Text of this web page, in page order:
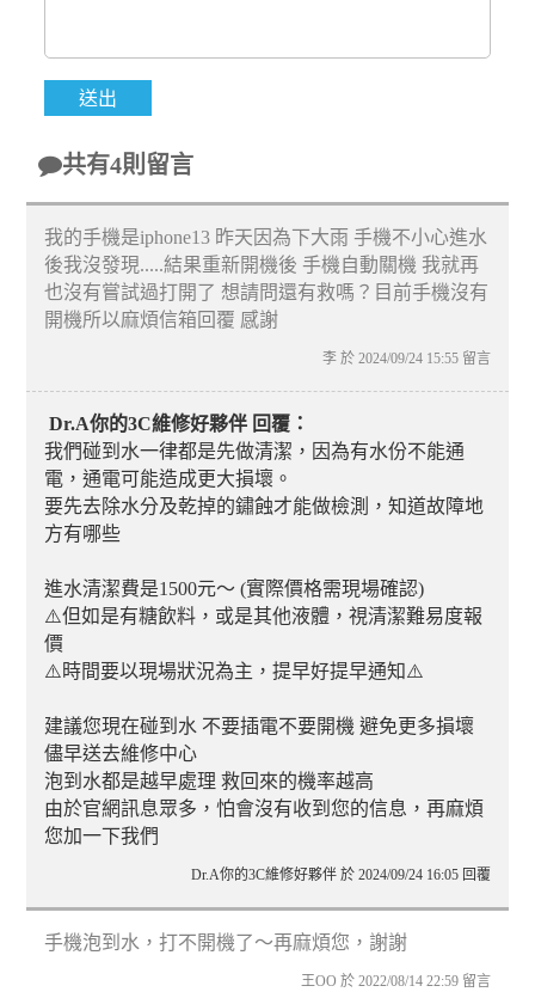
共有4則留言
我的手機是iphone13 昨天因為下大雨 手機不小心進水
後我沒發現.....結果重新開機後 手機自動關機 我就再
也沒有嘗試過打開了 想請問還有救嗎？目前手機沒有
開機所以麻煩信箱回覆 感謝
李 於 2024/09/24 15:55 留言
Dr.A你的3C維修好夥伴 回覆：
我們碰到水一律都是先做清潔，因為有水份不能通
電，通電可能造成更大損壞。
要先去除水分及乾掉的鏽蝕才能做檢測，知道故障地
方有哪些
進水清潔費是1500元～ (實際價格需現場確認)
⚠️但如是有糖飲料，或是其他液體，視清潔難易度報
價
⚠️時間要以現場狀況為主，提早好提早通知⚠️
建議您現在碰到水 不要插電不要開機 避免更多損壞
儘早送去維修中心
泡到水都是越早處理 救回來的機率越高
由於官網訊息眾多，怕會沒有收到您的信息，再麻煩
您加一下我們
Dr.A你的3C維修好夥伴 於 2024/09/24 16:05 回覆
手機泡到水，打不開機了～再麻煩您，謝謝
王OO 於 2022/08/14 22:59 留言